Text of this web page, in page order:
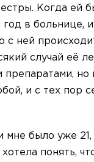
Когда ей
в больнице,
с ней
случай её
препаратами, но
и с тех пор
мне было уже 21,
хотела понять,